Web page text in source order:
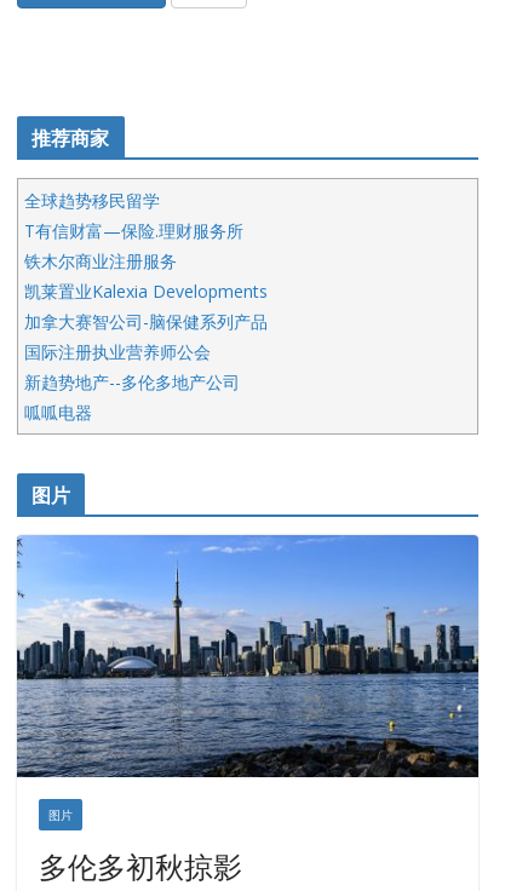
推荐商家
全球趋势移民留学
T有信财富—保险.理财服务所
铁木尔商业注册服务
凯莱置业Kalexia Developments
加拿大赛智公司-脑保健系列产品
国际注册执业营养师公会
新趋势地产--多伦多地产公司
呱呱电器
开明车行KS CAR SALES & SERVICE
皇后金融集团
铁木尔商业注册服务
图片
图片
多伦多初秋掠影